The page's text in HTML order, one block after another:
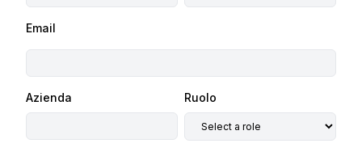
Email
Azienda Ruolo